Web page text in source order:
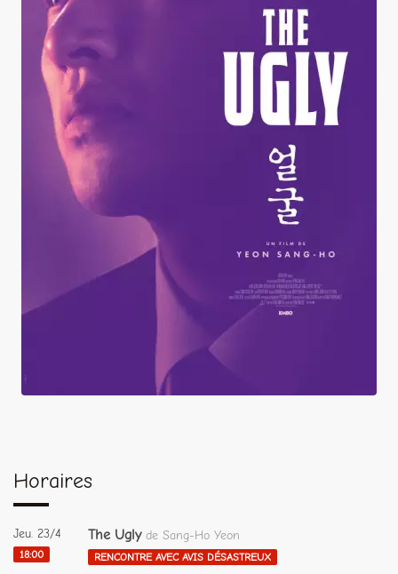
Horaires
Jeu. 23/4
18:00
The Ugly de Sang-Ho Yeon
RENCONTRE AVEC AVIS DÉSASTREUX